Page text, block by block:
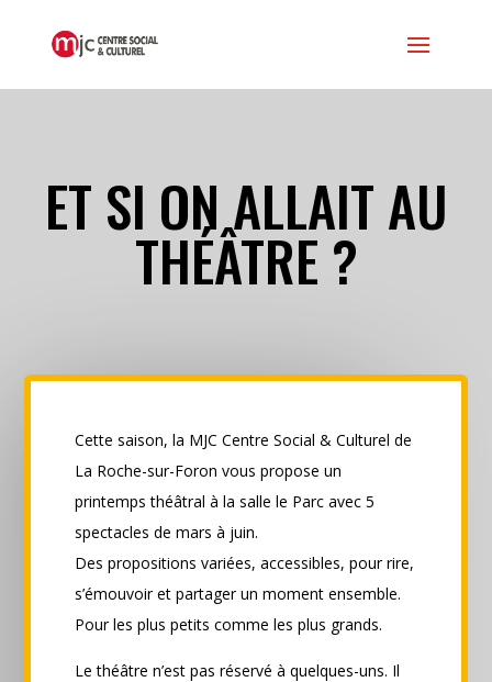
ET SI ON ALLAIT AU
THÉÂTRE ?
Cette saison, la MJC Centre Social & Culturel de
La Roche-sur-Foron vous propose un
printemps théâtral à la salle le Parc avec 5
spectacles de mars à juin.
Des propositions variées, accessibles, pour rire,
s’émouvoir et partager un moment ensemble.
Pour les plus petits comme les plus grands.
Le théâtre n’est pas réservé à quelques-uns. Il